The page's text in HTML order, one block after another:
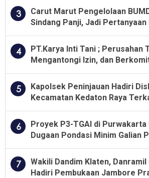
3
Carut Marut Pengelolaan
Sindang Panji, Jadi
4
PT.Karya Inti Tani ; Perusahan
Mengantongi Izin, dan
5
Kapolsek Peninjauan Hadiri
Kecamatan Kedaton Raya
6
Proyek P3-TGAI di
Dugaan Pondasi Minim Galian
7
Wakili Dandim Klaten,
Hadiri Pembukaan Jambore